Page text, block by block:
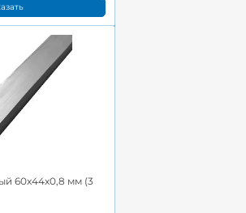
60x44x0,8 мм (3